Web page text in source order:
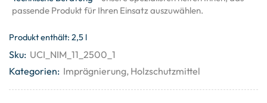
passende Produkt für Ihren Einsatz auszuwählen.
Produkt enthält: 2,5 l
Sku: UCI_NIM_11_2500_1
Kategorien: Imprägnierung, Holzschutzmittel